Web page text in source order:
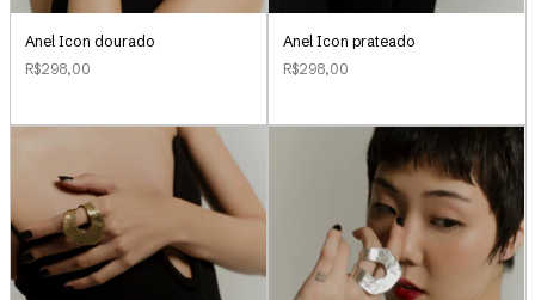
Anel Icon dourado
R$298,00
Anel Icon prateado
R$298,00